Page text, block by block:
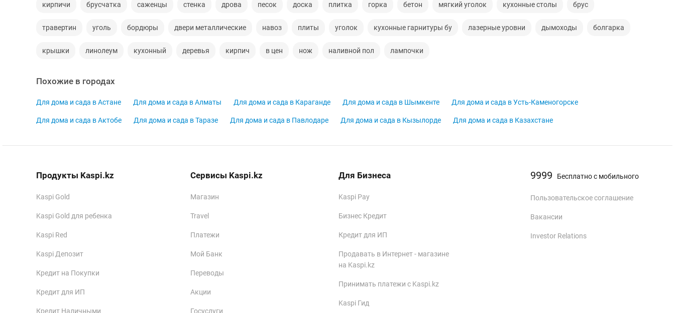
кирпичи брусчатка саженцы стенка дрова песок доска плитка горка бетон мягкий уголок кухонные столы брус
травертин уголь бордюры двери металлические навоз плиты уголок кухонные гарнитуры бу лазерные уровни дымоходы болгарка
крышки линолеум кухонный деревья кирпич в цен нож наливной пол лампочки
Похожие в городах
Для дома и сада в Астане Для дома и сада в Алматы Для дома и сада в Караганде Для дома и сада в Шымкенте Для дома и сада в Усть-Каменогорске
Для дома и сада в Актобе Для дома и сада в Таразе Для дома и сада в Павлодаре Для дома и сада в Кызылорде Для дома и сада в Казахстане
Продукты Kaspi.kz
Kaspi Gold
Kaspi Gold для ребенка
Kaspi Red
Kaspi Депозит
Кредит на Покупки
Кредит для ИП
Кредит Наличными
Сервисы Kaspi.kz
Магазин
Travel
Платежи
Мой Банк
Переводы
Акции
Госуслуги
Для Бизнеса
Kaspi Pay
Бизнес Кредит
Кредит для ИП
Продавать в Интернет - магазине
на Kaspi.kz
Принимать платежи с Kaspi.kz
Kaspi Гид
9999 Бесплатно с мобильного
Пользовательское соглашение
Вакансии
Investor Relations